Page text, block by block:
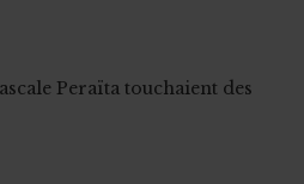
Peraïta touchaient des